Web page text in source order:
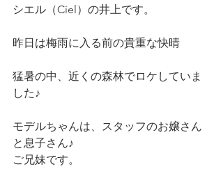
シエル（Ciel）の井上です。
昨日は梅雨に入る前の貴重な快晴
猛暑の中、近くの森林でロケしていま
した♪
モデルちゃんは、スタッフのお嬢さん
と息子さん♪
ご兄妹です。